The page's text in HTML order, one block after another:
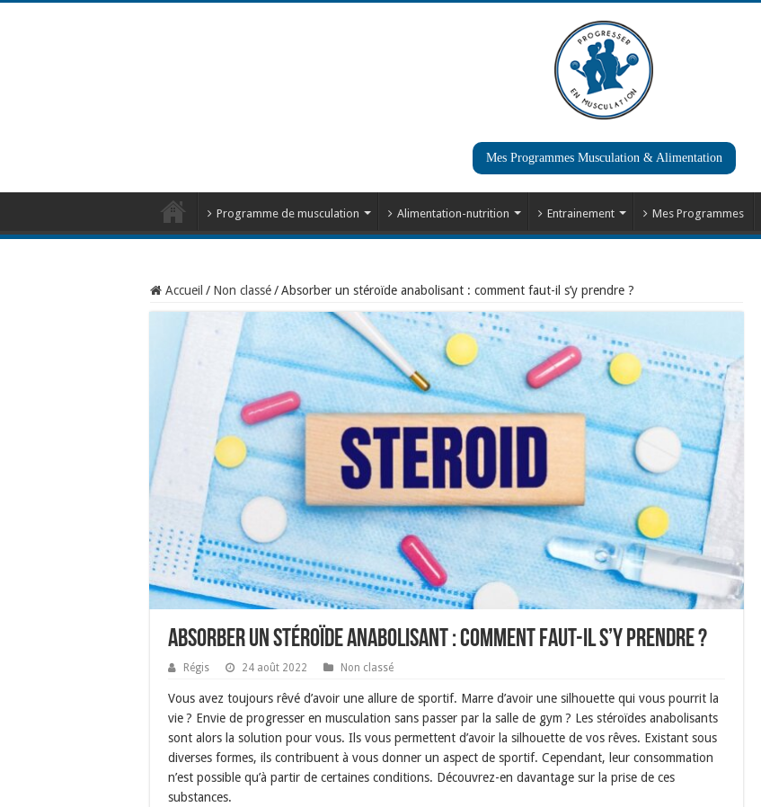
Mes Programmes Musculation & Alimentation
Programme de musculation Alimentation-nutrition Entrainement Mes Programmes
Accueil / Non classé/Absorber un stéroïde anabolisant : comment faut-il s’y prendre ?
Absorber un stéroïde anabolisant : comment faut-il s’y prendre ?
Régis 24 août 2022 Non classé
Vous avez toujours rêvé d’avoir une allure de sportif. Marre d’avoir une silhouette qui vous pourrit la
vie ? Envie de progresser en musculation sans passer par la salle de gym ? Les stéroïdes anabolisants
sont alors la solution pour vous. Ils vous permettent d’avoir la silhouette de vos rêves. Existant sous
diverses formes, ils contribuent à vous donner un aspect de sportif. Cependant, leur consommation
n’est possible qu’à partir de certaines conditions. Découvrez-en davantage sur la prise de ces
substances.